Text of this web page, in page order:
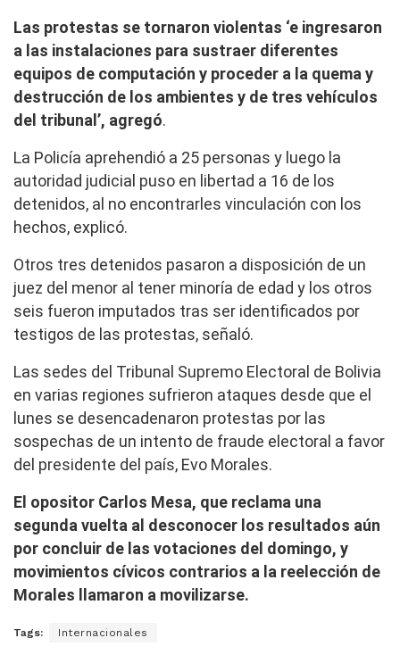
Las protestas se tornaron violentas ‘e ingresaron
a las instalaciones para sustraer diferentes
equipos de computación y proceder a la quema y
destrucción de los ambientes y de tres vehículos
del tribunal’, agregó.
La Policía aprehendió a 25 personas y luego la
autoridad judicial puso en libertad a 16 de los
detenidos, al no encontrarles vinculación con los
hechos, explicó.
Otros tres detenidos pasaron a disposición de un
juez del menor al tener minoría de edad y los otros
seis fueron imputados tras ser identificados por
testigos de las protestas, señaló.
Las sedes del Tribunal Supremo Electoral de Bolivia
en varias regiones sufrieron ataques desde que el
lunes se desencadenaron protestas por las
sospechas de un intento de fraude electoral a favor
del presidente del país, Evo Morales.
El opositor Carlos Mesa, que reclama una
segunda vuelta al desconocer los resultados aún
por concluir de las votaciones del domingo, y
movimientos cívicos contrarios a la reelección de
Morales llamaron a movilizarse.
Tags: Internacionales